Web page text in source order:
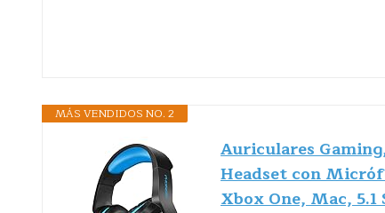
MÁS VENDIDOS NO. 2
Auriculares
Headset con
Xbox One, Mac,